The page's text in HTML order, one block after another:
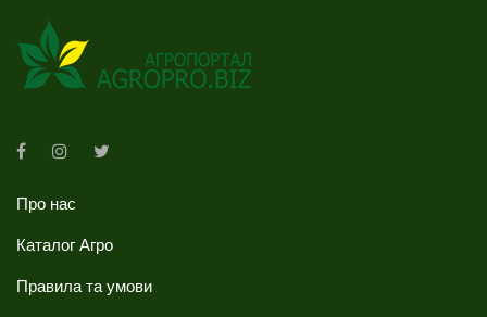
Про нас
Каталог Агро
Правила та умови